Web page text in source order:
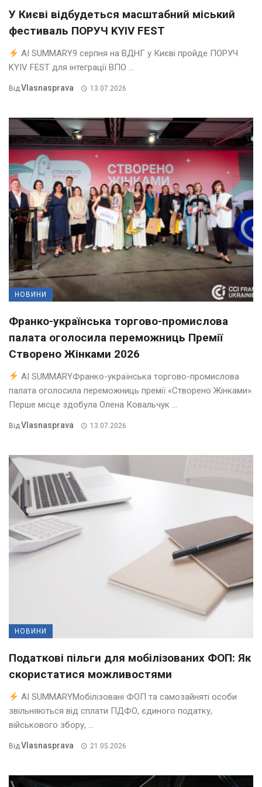
У Києві відбудеться масштабний міський
фестиваль ПОРУЧ KYIV FEST
AI SUMMARY9 серпня на ВДНГ у Києві пройде ПОРУЧ
KYIV FEST для інтеграції ВПО ...
ВідVlasnasprava 13.07.2026
НОВИНИ
Франко-українська торгово-промислова
палата оголосила переможниць Премії
Створено Жінками 2026
AI SUMMARYФранко-українська торгово-промислова
палата оголосила переможниць премії «Створено Жінками».
Перше місце здобула Олена Ковальчук ...
ВідVlasnasprava 13.07.2026
НОВИНИ
Податкові пільги для мобілізованих ФОП: Як
скористатися можливостями
AI SUMMARYМобілізовані ФОП та самозайняті особи
звільняються від сплати ПДФО, єдиного податку,
військового збору, ...
ВідVlasnasprava 21.05.2026